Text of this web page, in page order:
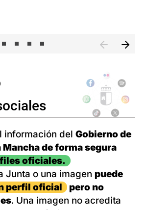
información del Gobierno de
de forma segura
oficiales.
Junta o una imagen puede
perfil oficial
pero no
. Una imagen no acredita